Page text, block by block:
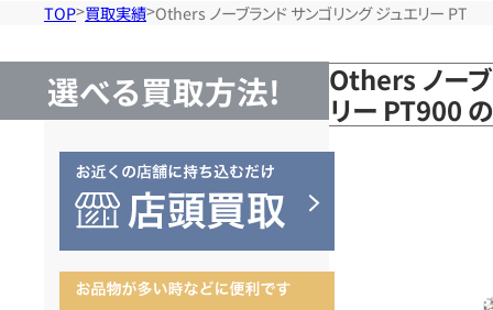
TOP 買取実績 Others ノーブランド サンゴリング ジュエリー
選べる買取方法!
Others ノー
リー PT900